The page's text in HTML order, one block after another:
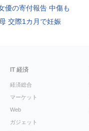
優の寄付報告 中傷も
交際1カ月で妊娠
IT 経済
経済総合
マーケット
Web
ガジェット